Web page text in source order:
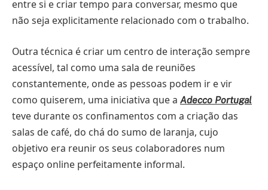
entre si e criar tempo para conversar, mesmo que
não seja explicitamente relacionado com o trabalho.
Outra técnica é criar um centro de interação sempre
acessível, tal como uma sala de reuniões
constantemente, onde as pessoas podem ir e vir
como quiserem, uma iniciativa que a Adecco Portugal
teve durante os confinamentos com a criação das
salas de café, do chá do sumo de laranja, cujo
objetivo era reunir os seus colaboradores num
espaço online perfeitamente informal.